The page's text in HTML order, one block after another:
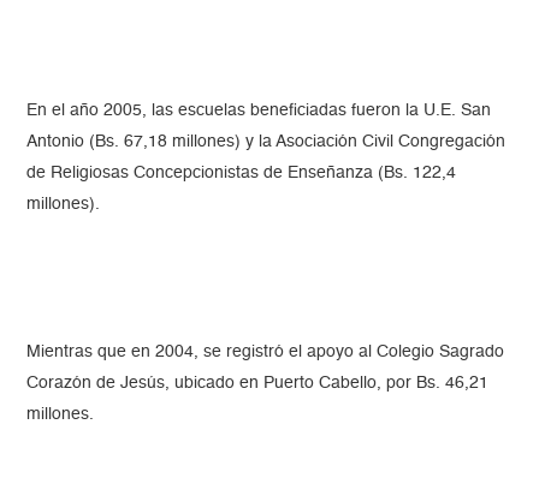
En el año 2005, las escuelas beneficiadas fueron la U.E. San
Antonio (Bs. 67,18 millones) y la Asociación Civil Congregación
de Religiosas Concepcionistas de Enseñanza (Bs. 122,4
millones).
Mientras que en 2004, se registró el apoyo al Colegio Sagrado
Corazón de Jesús, ubicado en Puerto Cabello, por Bs. 46,21
millones.